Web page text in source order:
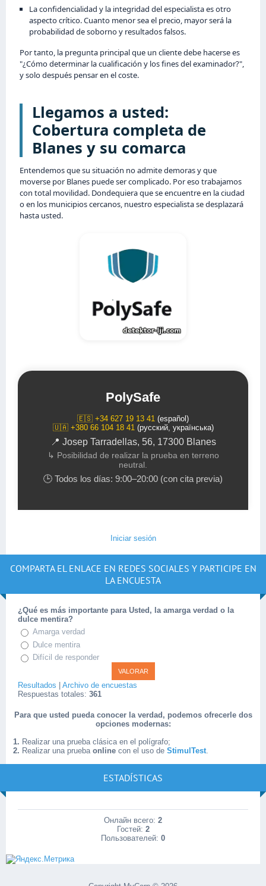
La confidencialidad y la integridad del especialista es otro
aspecto crítico. Cuanto menor sea el precio, mayor será la
probabilidad de soborno y resultados falsos.
Por tanto, la pregunta principal que un cliente debe hacerse es
"¿Cómo determinar la cualificación y los fines del examinador?",
y solo después pensar en el coste.
Llegamos a usted:
Cobertura completa de
Blanes y su comarca
Entendemos que su situación no admite demoras y que
moverse por Blanes puede ser complicado. Por eso trabajamos
con total movilidad. Dondequiera que se encuentre en la ciudad
o en los municipios cercanos, nuestro especialista se desplazará
hasta usted.
PolySafe
🇪🇸 +34 627 19 13 41 (español)
🇺🇦 +380 66 104 18 41(русский, українська)
📍 Josep Tarradellas, 56, 17300 Blanes
↳ Posibilidad de realizar la prueba en terreno
neutral.
🕒 Todos los días: 9:00–20:00 (con cita previa)
Iniciar sesión
COMPARTA EL ENLACE EN REDES SOCIALES Y PARTICIPE EN
LA ENCUESTA
¿Qué es más importante para Usted, la amarga verdad o la
dulce mentira?
Amarga verdad
Dulce mentira
Difícil de responder
Resultados
Archivo de encuestas
Respuestas totales: 361
Para que usted pueda conocer la verdad, podemos ofrecerle dos
opciones modernas:
1. Realizar una prueba clásica en el polígrafo;
2. Realizar una prueba online con el uso de StimulTest
ESTADÍSTICAS
Онлайн всего: 2
Гостей: 2
Пользователей: 0